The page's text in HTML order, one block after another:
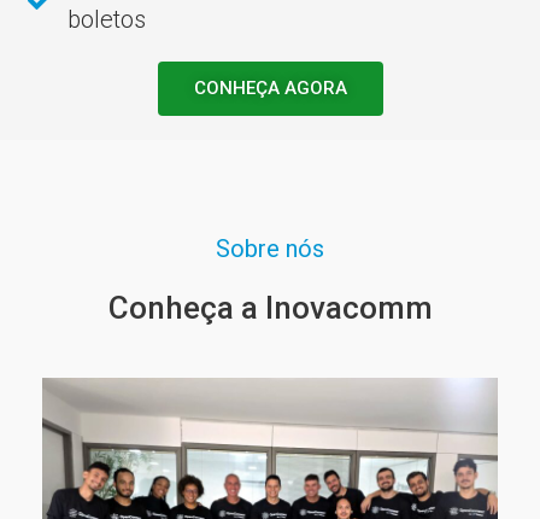
boletos
CONHEÇA AGORA
Sobre nós
Conheça a Inovacomm